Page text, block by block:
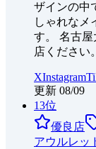
ザインの中
しゃれなメ
す。 名古
店ください
XInstagram
更新 08/09
13位
優良店
アウルレッ